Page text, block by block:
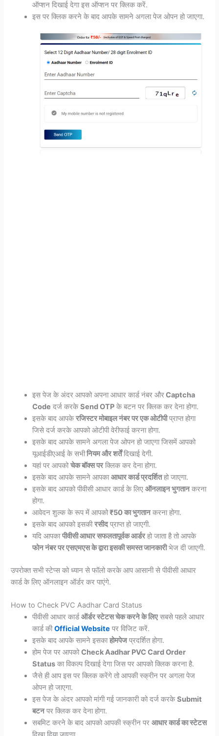
ऑप्शन दिखाई देगा इस ऑप्शन पर क्लिक करें.
इस पर क्लिक करने के बाद आपके सामने अगला पेज ओपन हो जाएगा.
इस पेज के अंदर आपको अपना आधार कार्ड नंबर औरCaptcha
Code दर्ज करकेSend OTP के बटन पर क्लिक कर देना होगा.
इसके बाद आपकेरजिस्टर मोबाइल नंबर पर एक ओटीपीप्राप्त होगा
जिसे दर्ज करके आपको ओटीपी वेरीफाई करना होगा.
इसके बाद आपके सामने अगला पेज ओपन हो जाएगा जिसमें आपको
यूआईडीएआई के सभीनियम और शर्तेंदिखाई देगी.
यहां पर आपकोचेक बॉक्स परक्लिक कर देना होगा.
इसके बाद आपके सामने आपकाआधार कार्ड प्रदर्शितहो जाएगा.
इसके बाद आपको पीवीसी आधार कार्ड के लिएऑनलाइन भुगतानकरना
होगा.
आवेदन शुल्क के रूप में आपको₹50 का भुगतानकरना होगा.
इसके बाद आपको इसकीरसीदप्राप्त हो जाएगी.
यदि आपकापीवीसी आधार सफलतापूर्वक आर्डरहो जाता है तो आपके
फोन नंबर पर एसएमएस के द्वारा इसकी समस्त जानकारीभेज दी जाएगी.
उपरोक्त सभी स्टेप्स को ध्यान से फॉलो करके आप आसानी से पीवीसी आधार
कार्ड के लिए ऑनलाइन ऑर्डर कर पाएंगे.
How to Check PVC Aadhar Card Status
पीवीसी आधार कार्डऑर्डर स्टेटस चेक करने के लिएसबसे पहले आधार
कार्ड कीOfficial Website पर विजिट करें.
इसके बाद आपके सामने इसकाहोमपेजप्रदर्शित होगा.
होम पेज पर आपकोCheck Aadhar PVC Card Order
Status का विकल्प दिखाई देगा जिस पर आपको क्लिक करना है.
जैसे ही आप इस पर क्लिक करेंगे तो आपकी स्क्रीन पर अगला पेज
ओपन हो जाएगा.
इस पेज के अंदर आपको मांगी गई जानकारी को दर्ज करकेSubmit
बटनपर क्लिक कर देना होगा.
सबमिट करने के बाद आपको आपकी स्क्रीन परआधार कार्ड का स्टेटस